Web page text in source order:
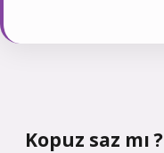
Kopuz saz mı ?